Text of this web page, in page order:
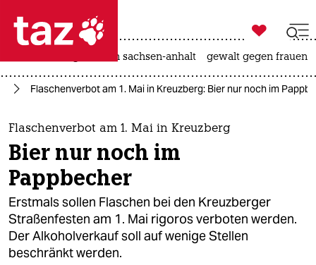
 taz zahl ich
taz zahl ich
themen
politik
öko
gesellschaft
kultur

taz zahl ich
landtagswahl in sachsen-anhalt gewalt gegen frauen
Flaschenverbot am 1. Mai in Kreuzberg: Bier nur noch im
Flaschenverbot am 1. Mai in Kreuzberg
Bier nur noch im
Pappbecher
Erstmals sollen Flaschen bei den Kreuzberger
Straßenfesten am 1. Mai rigoros verboten werden.
Der Alkoholverkauf soll auf wenige Stellen
beschränkt werden.